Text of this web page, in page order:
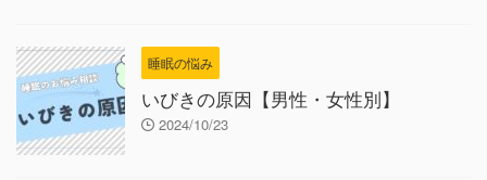
睡眠の悩み
いびきの原因【男性・女性別】
2024/10/23